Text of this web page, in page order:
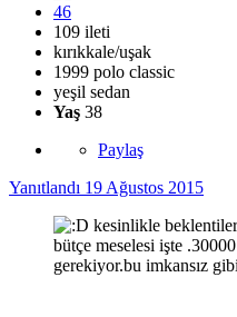
46
109 ileti
kırıkkale/uşak
1999 polo classic
yeşil sedan
Yaş 38
Paylaş
Yanıtlandı 19 Ağustos 2015
kesinlikle
bütçe meselesi işte
gerekiyor.bu imkansız